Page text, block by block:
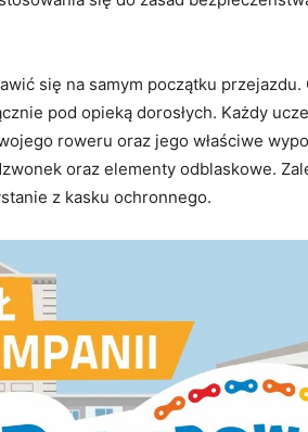
się na samym początku
pod opieką dorosłych. Każdy
roweru oraz jego właściwe
oraz elementy odblaskowe.
z kasku ochronnego.